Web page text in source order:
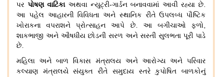
પર પોષણ વાટિકા અથવા ન્યુટ્રી-ગાર્ડન બનાવવામાં આવી રહ્યા છે.
આ પહેલ આહારની વિવિધતા અને સ્થાનિક રીતે ઉપલબ્ધ પૌષ્ટિક
ખોરાકના
વપરાશને પ્રોત્સાહન આપે છે. આ બગીચાઓ ફળો,
શાકભાજી અને ઔષધીય છોડની સરળ અને સસ્તી સુલભતા પૂરી પાડે
છે.
મહિલા અને બાળ વિકાસ મંત્રાલય અને આરોગ્ય અને પરિવાર
કલ્યાણ
મંત્રાલયે સંયુક્ત રીતે સમુદાય સ્તરે કુપોષિત
બાળકોનું